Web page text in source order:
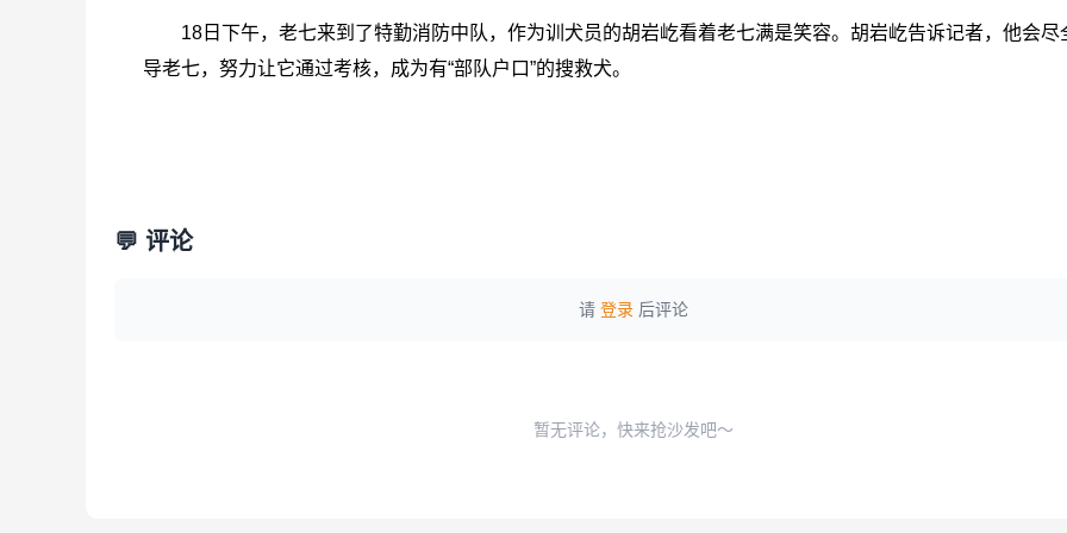
18日下午，老七来到了特勤消防中队，作为训犬员的胡岩屹看着老七满是笑容。胡岩屹告诉记者，他会尽
导老七，努力让它通过考核，成为有“部队户口”的搜救犬。
💬 评论
请 登录 后评论
暂无评论，快来抢沙发吧～